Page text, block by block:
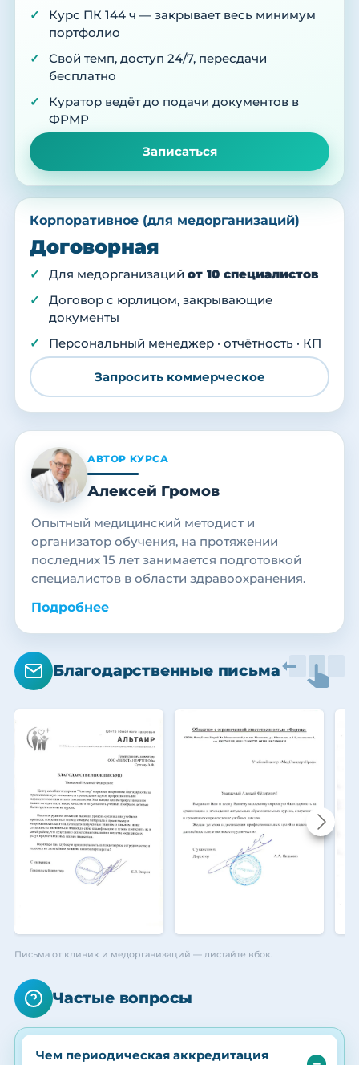
Курс ПК 144 ч — закрывает весь минимум
портфолио
Свой темп, доступ 24/7, пересдачи
бесплатно
Куратор ведёт до подачи документов в
ФРМР
Записаться
Корпоративное (для медорганизаций)
Договорная
Для медорганизаций от 10 специалистов
Договор с юрлицом, закрывающие
документы
Персональный менеджер · отчётность · КП
Запросить коммерческое
АВТОР КУРСА
Алексей Громов
Опытный медицинский методист и
организатор обучения, на протяжении
последних 15 лет занимается подготовкой
специалистов в области здравоохранения.
Подробнее
Благодарственные письма
Письма от клиник и медорганизаций — листайте вбок.
Частые вопросы
Чем периодическая аккредитация